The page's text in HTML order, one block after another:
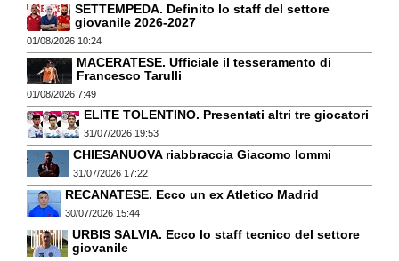
SETTEMPEDA. Definito lo staff del settore
giovanile 2026-2027
01/08/2026 10:24
MACERATESE. Ufficiale il tesseramento di
Francesco Tarulli
01/08/2026 7:49
ELITE TOLENTINO. Presentati altri tre giocatori
31/07/2026 19:53
CHIESANUOVA riabbraccia Giacomo Iommi
31/07/2026 17:22
RECANATESE. Ecco un ex Atletico Madrid
30/07/2026 15:44
URBIS SALVIA. Ecco lo staff tecnico del settore
giovanile